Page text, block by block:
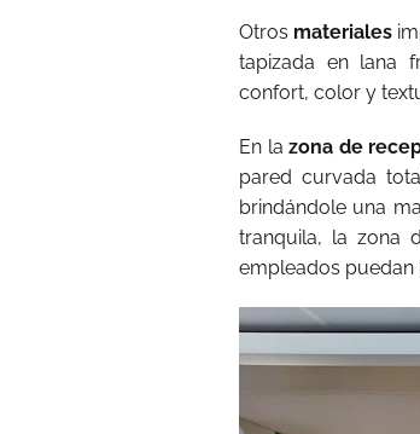
Otros materiales
tapizada en lana
confort, color y
En lazona de
pared curvada
brindándole una
tranquila, la zona
empleados puedan